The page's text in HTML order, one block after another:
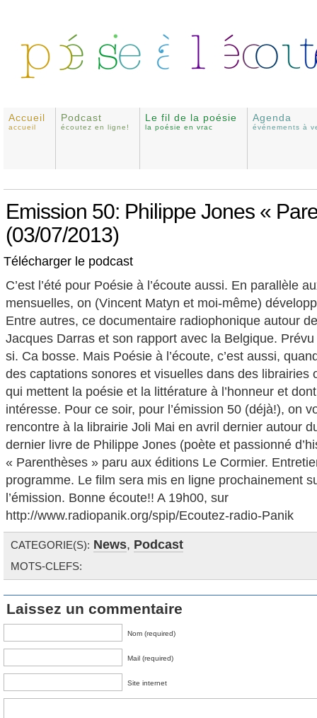
Accueil
accueil
Podcast
écoutez en ligne!
Le fil de la poésie
la poésie en vrac
Agenda
événements à
Emission 50: Philippe Jones «
(03/07/2013)
Télécharger le podcast
C’est l’été pour Poésie à l’écoute aussi. En parallèle
mensuelles, on (Vincent Matyn et moi-même)
Entre autres, ce documentaire radiophonique autour
Jacques Darras et son rapport avec la Belgique.
si. Ca bosse. Mais Poésie à l’écoute, c’est aussi,
des captations sonores et visuelles dans des librairies
qui mettent la poésie et la littérature à l’honneur et
intéresse. Pour ce soir, pour l’émission 50 (déjà!), on
rencontre à la librairie Joli Mai en avril dernier autour
dernier livre de Philippe Jones (poète et passionné
« Parenthèses » paru aux éditions Le Cormier.
programme. Le film sera mis en ligne prochainement
l’émission. Bonne écoute!! A 19h00, sur
http://www.radiopanik.org/spip/Ecoutez-radio-Panik
CATEGORIE(S): News, Podcast
MOTS-CLEFS:
Laissez un commentaire
Nom (required)
Mail (required)
Site internet